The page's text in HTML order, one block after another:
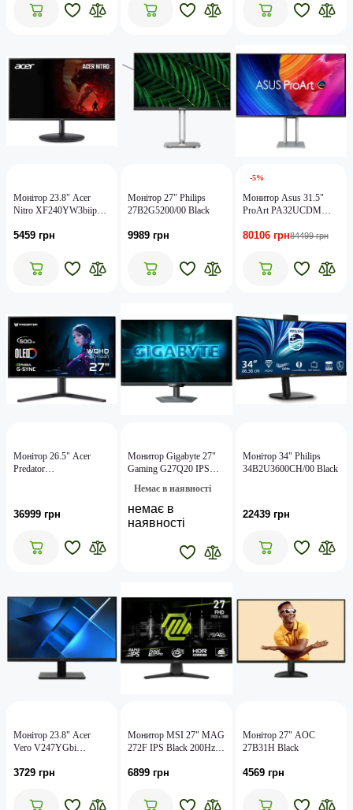
Монiтор 23.8" Acer
Nitro XF240YW3biiph
5459 грн
Монітор 27" Philips
27B2G5200/00 Black
9989 грн
-5%
Монитор Asus 31.5"
ProArt PA32UCDM
OLED Silver/Black
350 кд/м2, 2хHDMI,
2хDisplayPort,
80106 грн84499 грн
Монiтор 26.5" Acer
Predator
36999 грн
Монитор Gigabyte 27"
Gaming G27Q20 IPS
2560x1440, 0.5 мс, 350
кд/м2, 2xHDMI,
DisplayPort, USB2.0,
Немає в наявності
немає в
наявності
Монiтор 34" Philips
34B2U3600CH/00 Black
22439 грн
Монiтор 23.8" Acer
Vero V247YGbi
3729 грн
Монитор MSI 27" MAG
272F IPS Black 200Hz;
0.5 мс, DisplayPort,
6899 грн
Монiтор 27" AOC
27B31H Black
4569 грн